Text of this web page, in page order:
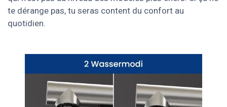
te dérange pas, tu seras content du confort au
quotidien.